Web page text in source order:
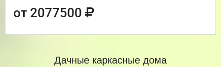
от 2077500
Дачные каркасные дома